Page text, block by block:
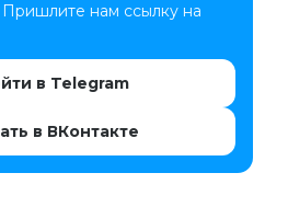
Пришлите нам ссылку на
в Telegram
в ВКонтакте